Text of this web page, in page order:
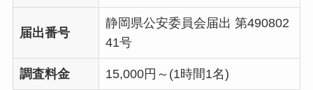
届出番号
静岡県公安委員会届出 第490802
41号
調査料金 15,000円～(1時間1名)